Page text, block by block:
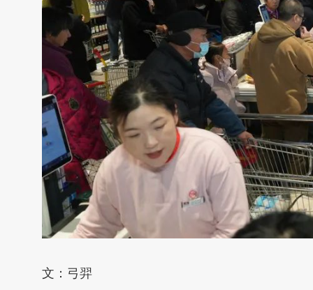
文：弓羿